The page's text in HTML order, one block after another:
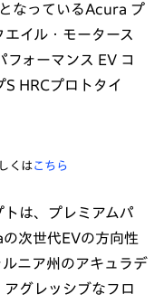
なっているAcura プ
イル・モータース
ォーマンス EV コ
HRCプロトタイ
くは こちら
は、プレミアムパ
次世代EVの方向性
ニア州のアキュラデ
グレッシブなフロ